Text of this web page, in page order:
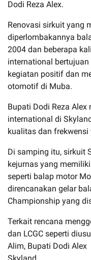
Dodi Reza Alex.
Renovasi sirkuit yang
diperlombakannya
2004 dan beberapa
international
kegiatan positif dan
otomotif di Muba.
Bupati Dodi Reza
international di
kualitas dan
Di samping itu, sirkuit
kejurnas yang
seperti balap motor
direncanakan gelar
Championship yang
Terkait rencana
dan LCGC seperti
Alim, Bupati Dodi
Skyland.